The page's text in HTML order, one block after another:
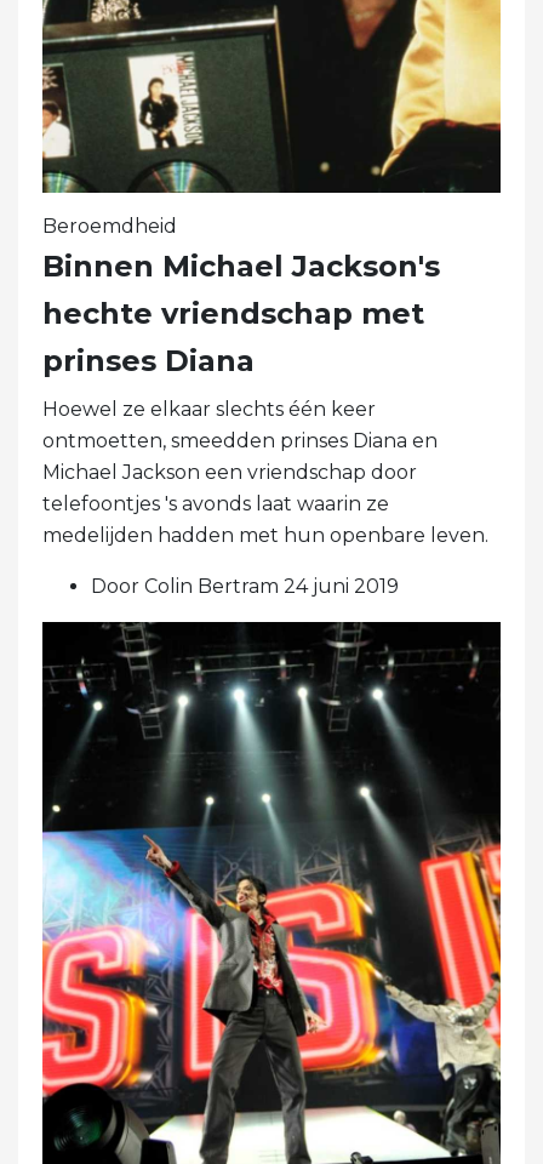
Beroemdheid
Binnen Michael Jackson's
hechte vriendschap met
prinses Diana
Hoewel ze elkaar slechts één keer
ontmoetten, smeedden prinses Diana en
Michael Jackson een vriendschap door
telefoontjes 's avonds laat waarin ze
medelijden hadden met hun openbare leven.
Door Colin Bertram 24 juni 2019